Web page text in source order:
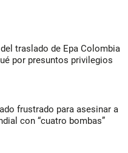
traslado de Epa Colombia
por presuntos privilegios
frustrado para asesinar a
con “cuatro bombas”